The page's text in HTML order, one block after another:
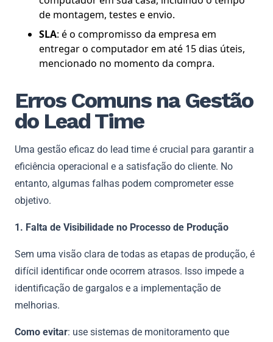
de montagem, testes e envio.
SLA: é o compromisso da empresa em
entregar o computador em até 15 dias úteis,
mencionado no momento da compra.
Erros Comuns na Gestão
do Lead Time
Uma gestão eficaz do lead time é crucial para garantir a
eficiência operacional e a satisfação do cliente. No
entanto, algumas falhas podem comprometer esse
objetivo.
1. Falta de Visibilidade no Processo de Produção
Sem uma visão clara de todas as etapas de produção, é
difícil identificar onde ocorrem atrasos. Isso impede a
identificação de gargalos e a implementação de
melhorias.
Como evitar: use sistemas de monitoramento que